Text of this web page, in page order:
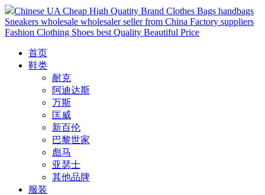
Chinese UA Cheap High Quatity Brand Clothes Bags handbags
Sneakers wholesale wholesaler seller from China Factory suppliers
Fashion Clothing Shoes best Quality Beautiful Price
首页
鞋类
耐克
阿迪达斯
万斯
匡威
新百伦
巴黎世家
彪马
亚瑟士
其他品牌
服装